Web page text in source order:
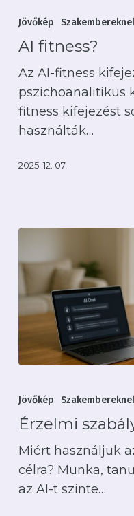
fitness?
Jövőkép
AI fitness?
Az AI-fitness
pszichoanalitikus
fitness kifejezést
használták…
2025. 12. 07.
szabályozás
AI-
társsal
Jövőkép
Érzelmi
Miért használjuk
célra? Munka,
az AI-t szinte…